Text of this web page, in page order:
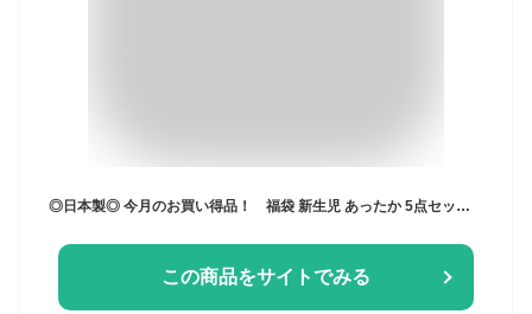
◎日本製◎ 今月のお買い得品！ 福袋 新生児 あったか 5点セット（帽子・ツーウェイオール×2枚・ベスト・ソックス）サイズ 50−60cm フリース ベロア 秋 冬 生まれ ベビー 赤ちゃん 新生児 服 日本製 カバーオール
この商品をサイトでみる